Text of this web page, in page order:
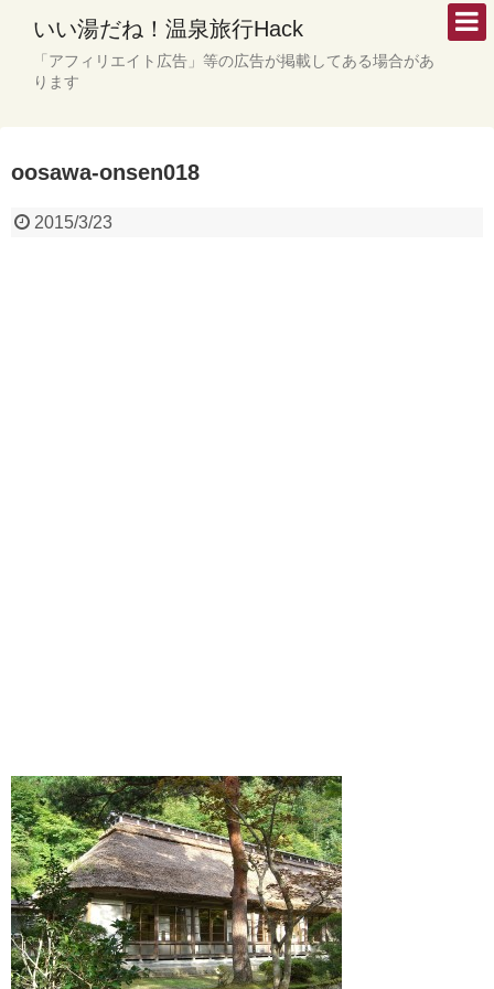
いい湯だね！温泉旅行Hack
「アフィリエイト広告」等の広告が掲載してある場合があ
ります
oosawa-onsen018
2015/3/23